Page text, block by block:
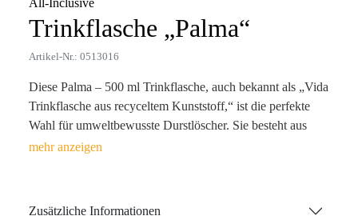
All-Inclusive
Trinkflasche „Palma“
Artikel-Nr.: 0513016
Diese Palma – 500 ml Trinkflasche, auch bekannt als „Vida
Trinkflasche aus recyceltem Kunststoff,“ ist die perfekte
Wahl für umweltbewusste Durstlöscher. Sie besteht aus
recyceltem PET-Kunststoff und ist mit einem
Zusätzliche Informationen